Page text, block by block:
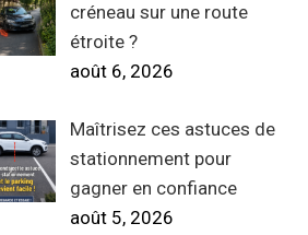
créneau sur une route
étroite ?
août 6, 2026
Maîtrisez ces astuces de
stationnement pour
gagner en confiance
août 5, 2026